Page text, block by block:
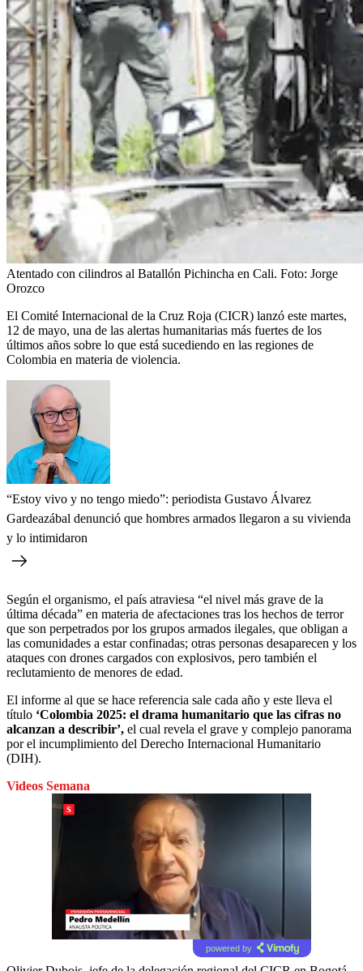
Atentado con cilindros al Batallón Pichincha en Cali. Foto: Jorge
Orozco
El Comité Internacional de la Cruz Roja (CICR) lanzó este martes,
12 de mayo, una de las alertas humanitarias más fuertes de los
últimos años sobre lo que está sucediendo en las regiones de
Colombia en materia de violencia.
“Estoy vivo y no tengo miedo”: periodista Gustavo Álvarez
Gardeazábal denunció que hombres armados llegaron a su vivienda
y lo intimidaron
Según el organismo, el país atraviesa “el nivel más grave de la
última década” en materia de afectaciones tras los hechos de terror
que son perpetrados por los grupos armados ilegales, que obligan a
las comunidades a estar confinadas; otras personas desaparecen y los
ataques con drones cargados con explosivos, pero también el
reclutamiento de menores de edad.
El informe al que se hace referencia sale cada año y este lleva el
título ‘Colombia 2025: el drama humanitario que las cifras no
alcanzan a describir’, el cual revela el grave y complejo panorama
por el incumplimiento del Derecho Internacional Humanitario
(DIH).
Videos Semana
powered by